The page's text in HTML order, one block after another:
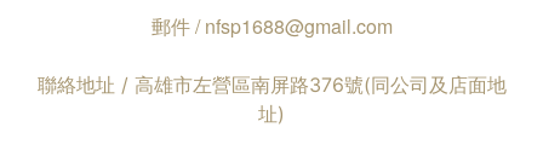
郵件 / nfsp1688@gmail.com
聯絡地址 / 高雄市左營區南屏路376號(同公司及店面地
址)